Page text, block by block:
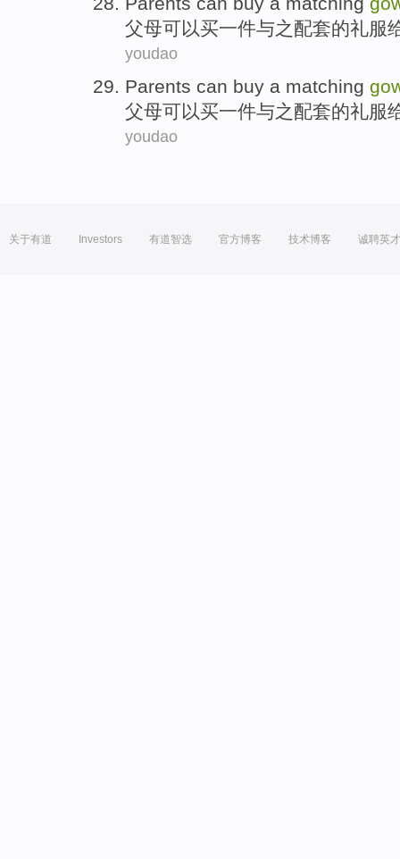
父母可以买一件与之配套的礼服
youdao
Parents can buy a matching
父母可以买一件与之配套的礼服
youdao
关于有道 Investors 有道智选 官方博客 技术博客 诚聘英才